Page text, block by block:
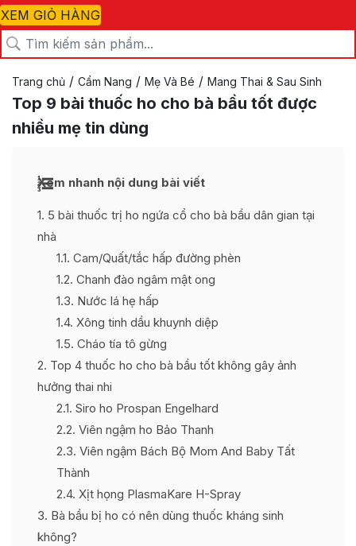
XEM GIỎ HÀNG
Trang chủ / Cẩm Nang / Mẹ Và Bé / Mang Thai & Sau Sinh
Top 9 bài thuốc ho cho bà bầu tốt được
nhiều mẹ tin dùng
Xem nhanh nội dung bài viết
1 5 bài thuốc trị ho ngứa cổ cho bà bầu dân gian tại
nhà
1.1 Cam/Quất/tắc hấp đường phèn
1.2 Chanh đào ngâm mật ong
1.3 Nước lá hẹ hấp
1.4 Xông tinh dầu khuynh diệp
1.5 Cháo tía tô gừng
2 Top 4 thuốc ho cho bà bầu tốt không gây ảnh
hưởng thai nhi
2.1 Siro ho Prospan Engelhard
2.2 Viên ngậm ho Bảo Thanh
2.3 Viên ngậm Bách Bộ Mom And Baby Tất
Thành
2.4 Xịt họng PlasmaKare H-Spray
3 Bà bầu bị ho có nên dùng thuốc kháng sinh
không?